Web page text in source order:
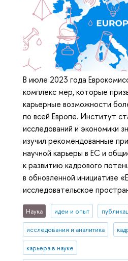
В июле 2023 года
комплекс мер, которые
карьерные возможности
по всей Европе. Институт
исследований и экономики
изучил рекомендованные
научной карьеры в ЕС и
к развитию кадрового
в обновленной инициативе
исследовательское
Наука идеи и опыт
исследования и аналитика
карьера в науке